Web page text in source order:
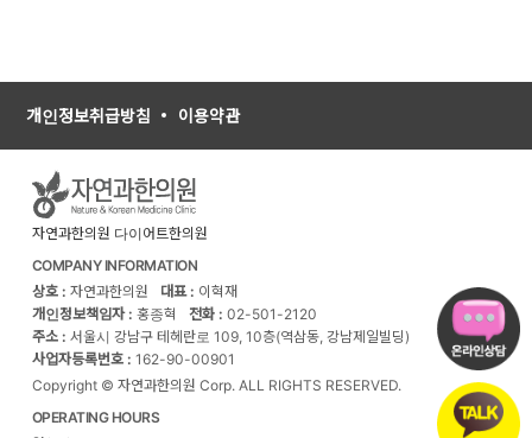
개인정보취급방침 이용약관
자연과한의원 다이어트한의원
COMPANY INFORMATION
상호 : 자연과한의원 대표 : 이혁재
개인정보책임자 : 홍종혁 전화 : 02-501-2120
주소 : 서울시 강남구 테헤란로 109, 10층(역삼동, 강남제일빌딩)
사업자등록번호 : 162-90-00901
Copyright © 자연과한의원 Corp. ALL RIGHTS RESERVED.
OPERATING HOURS